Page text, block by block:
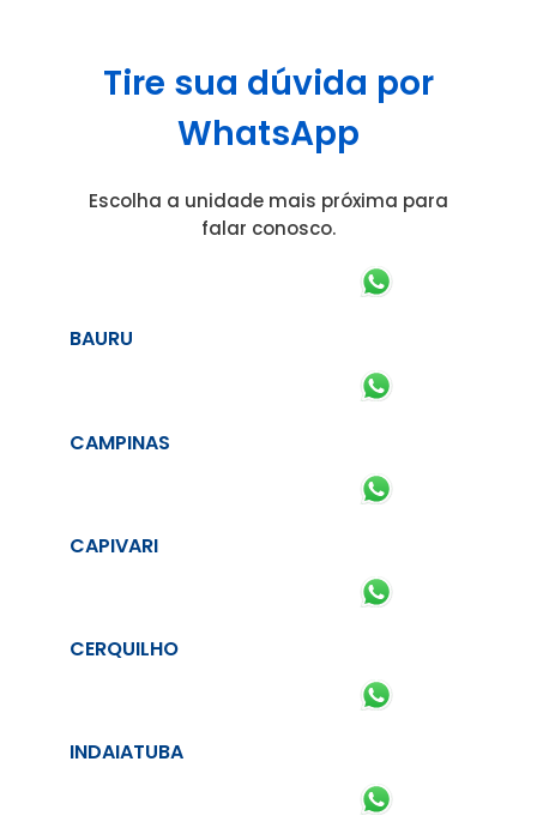
Tire sua dúvida por
WhatsApp
Escolha a unidade mais próxima para
falar conosco.
BAURU
CAMPINAS
CAPIVARI
CERQUILHO
INDAIATUBA